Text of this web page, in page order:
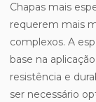
Chapas mais
requerem mais
complexos. A
base na
resistência e
ser necessário